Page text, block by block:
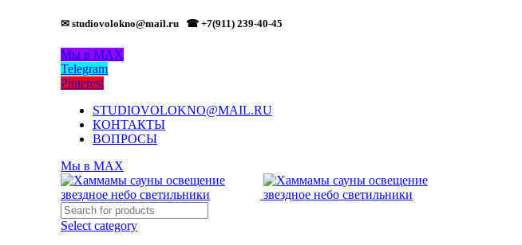
✉ studiovolokno@mail.ru ☎ +7(911) 239-40-45
Мы в MAX
Telegram
Pinterest
STUDIOVOLOKNO@MAIL.RU
КОНТАКТЫ
ВОПРОСЫ
Мы в MAX
Select category